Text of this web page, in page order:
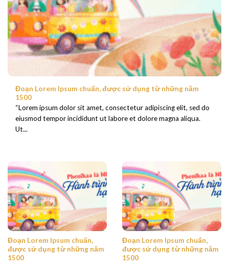
Đoạn Lorem Ipsum chuẩn, được sử dụng từ những năm
1500
“Lorem ipsum dolor sit amet, consectetur adipiscing elit, sed do
eiusmod tempor incididunt ut labore et dolore magna aliqua.
Ut...
Đoạn Lorem Ipsum chuẩn,
được sử dụng từ những năm
1500
Đoạn Lorem Ipsum chuẩn,
được sử dụng từ những năm
1500